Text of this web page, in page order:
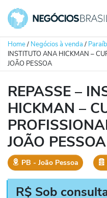
Home/ Negócios à venda/
INSTITUTO ANA HICKMAN –
JOÃO PESSOA
REPASSE –
HICKMAN –
JOÃO PESSOA
PB ‐ João Pessoa
R$ Sob